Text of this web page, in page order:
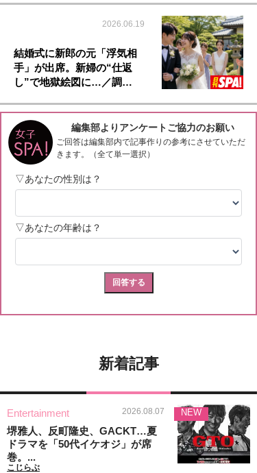
2026.06.19
結婚式に新郎の元「浮気相
手」が出席。新婦の“仕返
し”で地獄絵図に…／調…
新着記事
Entertainment 2026.08.07
堺雅人、反町隆史、GACKT…夏
ドラマを「50代イケオジ」が席
巻。...
こじらぶ
NEW